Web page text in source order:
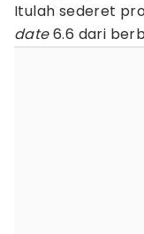
Itulah sederet
date6.6 dari